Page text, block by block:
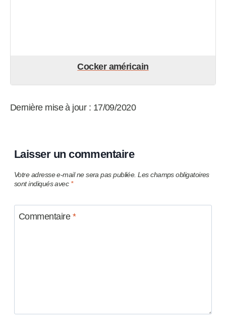
Cocker américain
Dernière mise à jour : 17/09/2020
Laisser un commentaire
Votre adresse e-mail ne sera pas publiée. Les champs obligatoires
sont indiqués avec *
Commentaire *